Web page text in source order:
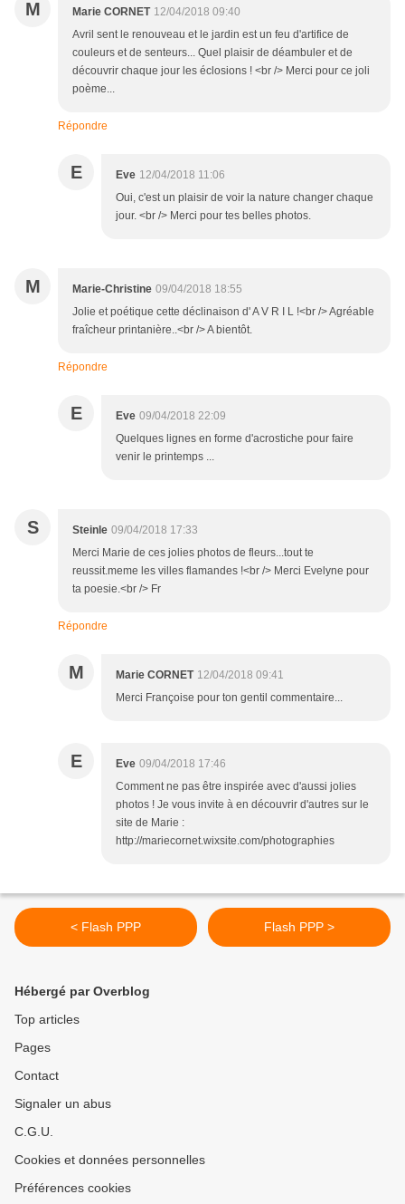
M Marie CORNET 12/04/2018 09:40
Avril sent le renouveau et le jardin est un feu d'artifice de
couleurs et de senteurs... Quel plaisir de déambuler et de
découvrir chaque jour les éclosions ! <br /> Merci pour ce joli
poème...
Répondre
E Eve 12/04/2018 11:06
Oui, c'est un plaisir de voir la nature changer chaque
jour. <br /> Merci pour tes belles photos.
M Marie-Christine 09/04/2018 18:55
Jolie et poétique cette déclinaison d' A V R I L !<br /> Agréable
fraîcheur printanière..<br /> A bientôt.
Répondre
E Eve 09/04/2018 22:09
Quelques lignes en forme d'acrostiche pour faire
venir le printemps ...
S Steinle 09/04/2018 17:33
Merci Marie de ces jolies photos de fleurs...tout te
reussit.meme les villes flamandes !<br /> Merci Evelyne pour
ta poesie.<br /> Fr
Répondre
M Marie CORNET 12/04/2018 09:41
Merci Françoise pour ton gentil commentaire...
E Eve 09/04/2018 17:46
Comment ne pas être inspirée avec d'aussi jolies
photos ! Je vous invite à en découvrir d'autres sur le
site de Marie :
http://mariecornet.wixsite.com/photographies
< Flash PPP Flash PPP >
Hébergé par Overblog
Top articles
Pages
Contact
Signaler un abus
C.G.U.
Cookies et données personnelles
Préférences cookies